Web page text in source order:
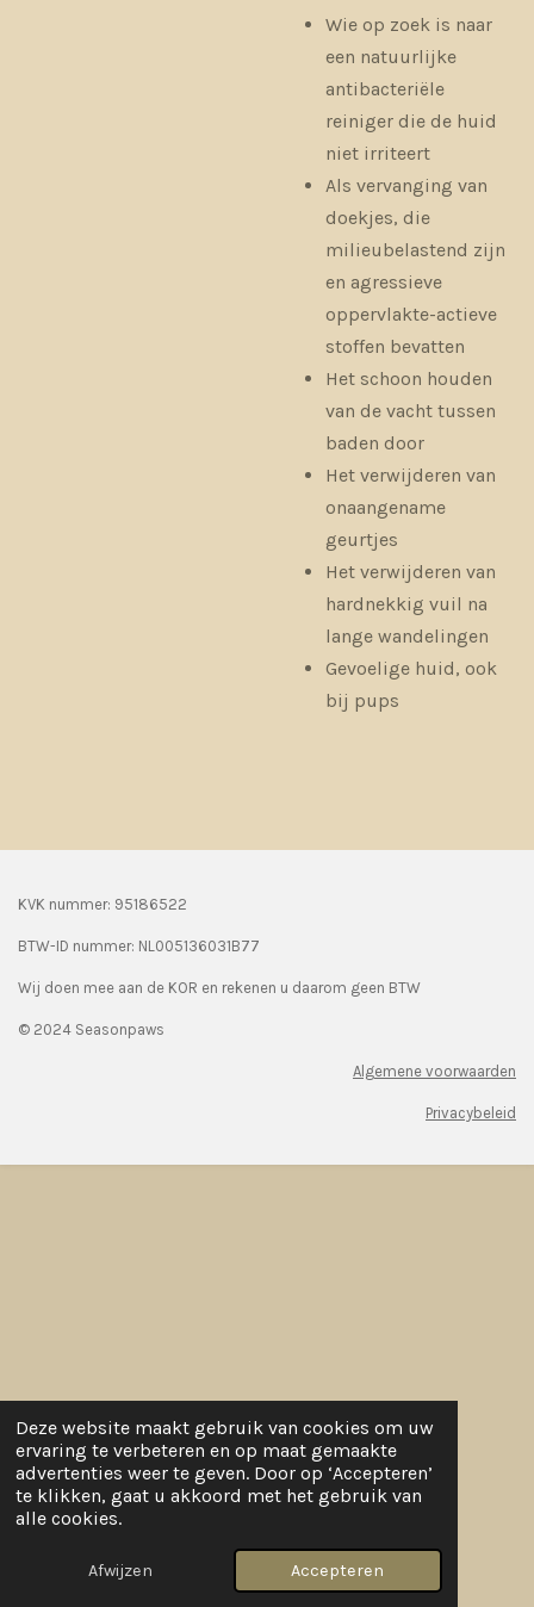
Deze website maakt gebruik van cookies om uw
ervaring te verbeteren en op maat gemaakte
advertenties weer te geven. Door op ‘Accepteren’
te klikken, gaat u akkoord met het gebruik van
alle cookies.
Afwijzen Accepteren
Wie op zoek is naar
een natuurlijke
antibacteriële
reiniger die de huid
niet irriteert
Als vervanging van
doekjes, die
milieubelastend zijn
en agressieve
oppervlakte-actieve
stoffen bevatten
Het schoon houden
van de vacht tussen
baden door
Het verwijderen van
onaangename
geurtjes
Het verwijderen van
hardnekkig vuil na
lange wandelingen
Gevoelige huid, ook
bij pups
KVK nummer: 95186522
BTW-ID nummer: NL005136031B77
Wij doen mee aan de KOR en rekenen u daarom geen BTW
© 2024 Seasonpaws
Algemene voorwaarden
Privacybeleid